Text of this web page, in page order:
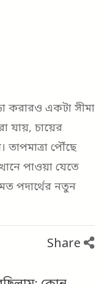
করারও একটা সীমা
যায়, চায়ের
তাপমাত্রা পৌঁছে
পাওয়া যেতে
পদার্থের নতুন
Share